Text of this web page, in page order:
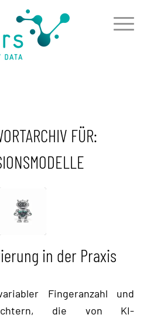
FÜR:
in der Praxis
Fingeranzahl und
die von KI-